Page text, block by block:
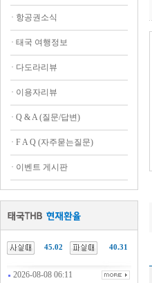
· 항공권소식
· 태국 여행정보
· 다도라리뷰
· 이용자리뷰
· Q & A (질문/답변)
· F A Q (자주묻는질문)
· 이벤트 게시판
45.02 40.31
2026-08-08 06:11